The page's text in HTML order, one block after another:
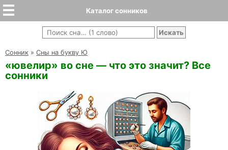
Каталог сонников
Cонник » Сны на букву Ю
«ювелир» во сне — что это значит? Все
сонники